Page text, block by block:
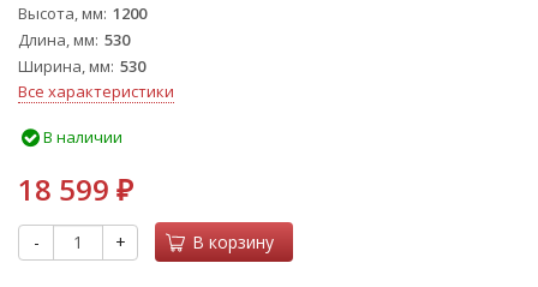
Высота, мм 1200
Длина, мм 530
Ширина, мм 530
Все характеристики
В наличии
18 599 ₽
- + В корзину